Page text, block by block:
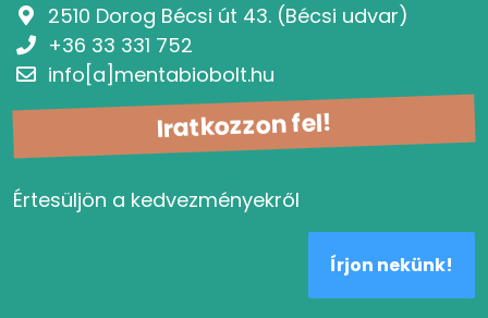
Iratkozzon fel!
Értesüljön a kedvezményekről
Írjon nekünk!
2510 Dorog Bécsi út 43. (Bécsi udvar)
+36 33 331 752
info[a]mentabiobolt.hu